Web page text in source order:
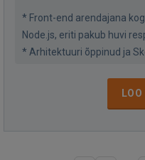
* Front-end arendajana
Node.js, eriti pakub huvi
* Arhitektuuri õppinud ja